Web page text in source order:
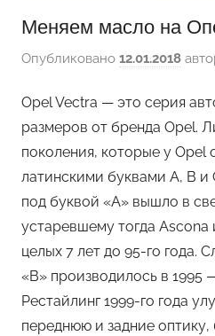
Меняем масло на
Опубликовано 12.01.2018
Opel Vectra — это серия
размеров от бренда Opel.
поколения, которые у Opel
латинскими буквами A, B и
под буквой «A» вышло в
устаревшему тогда
целых 7 лет до 95-го года.
«B» производилось в 1995
Рестайлинг 1999-го года
переднюю и задние